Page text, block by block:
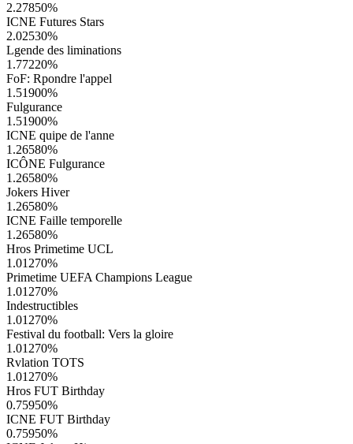
2.27850%
ICNE Futures Stars
2.02530%
Lgende des liminations
1.77220%
FoF: Rpondre l'appel
1.51900%
Fulgurance
1.51900%
ICNE quipe de l'anne
1.26580%
ICÔNE Fulgurance
1.26580%
Jokers Hiver
1.26580%
ICNE Faille temporelle
1.26580%
Hros Primetime UCL
1.01270%
Primetime UEFA Champions League
1.01270%
Indestructibles
1.01270%
Festival du football: Vers la gloire
1.01270%
Rvlation TOTS
1.01270%
Hros FUT Birthday
0.75950%
ICNE FUT Birthday
0.75950%